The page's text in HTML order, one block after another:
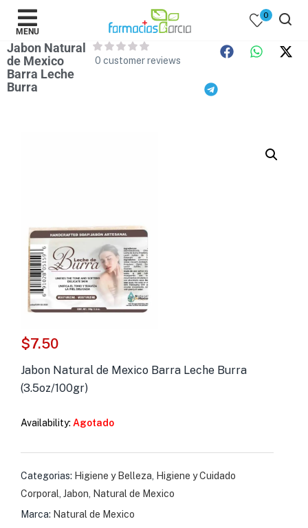
Bebes )
)
y Suplementos )
MENU
0
Jabon Natural
de Mexico
Barra Leche
Burra
0 customer reviews
$7.50
Jabon Natural de Mexico Barra Leche Burra
(3.5oz/100gr)
Availability: Agotado
Categorias: Higiene y Belleza
Higiene y Cuidado
Corporal Jabon
Natural de Mexico
Marca: Natural de Mexico